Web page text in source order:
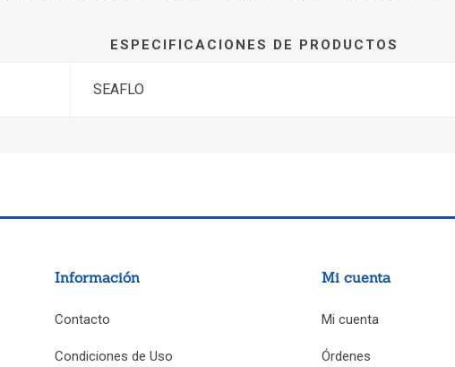
ESPECIFICACIONES DE PRODUCTOS
SEAFLO
Información
Contacto
Condiciones de Uso
Mi cuenta
Mi cuenta
Órdenes